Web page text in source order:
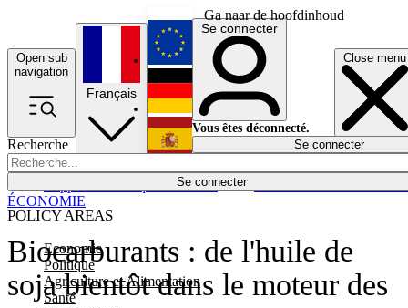
Ga naar de hoofdinhoud
Open sub
navigation
Close menu
Recherche
Se connecter
POLICY AREAS
Economie
Politique
Agriculture et Alimentation
Santé
Économie
Français
English
Deutsch
Español
Se connecter
Vous êtes déconnecté.
Se connecter
Biocarburants : de l'huile de
soja bientôt dans le moteur des
ÉCONOMIE